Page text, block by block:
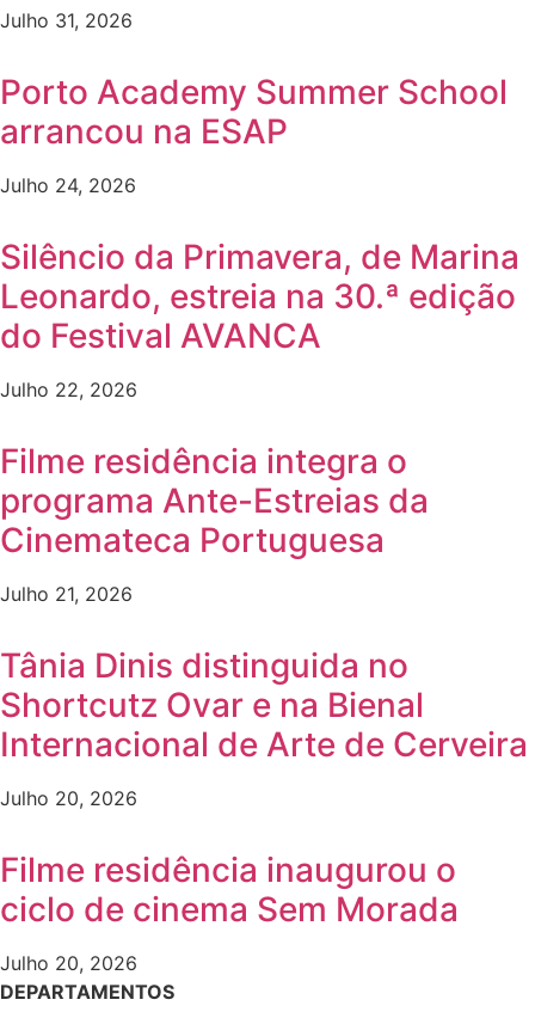
Julho 31, 2026
Porto Academy Summer School
arrancou na ESAP
Julho 24, 2026
Silêncio da Primavera, de Marina
Leonardo, estreia na 30.ª edição
do Festival AVANCA
Julho 22, 2026
Filme residência integra o
programa Ante-Estreias da
Cinemateca Portuguesa
Julho 21, 2026
Tânia Dinis distinguida no
Shortcutz Ovar e na Bienal
Internacional de Arte de Cerveira
Julho 20, 2026
Filme residência inaugurou o
ciclo de cinema Sem Morada
Julho 20, 2026
DEPARTAMENTOS